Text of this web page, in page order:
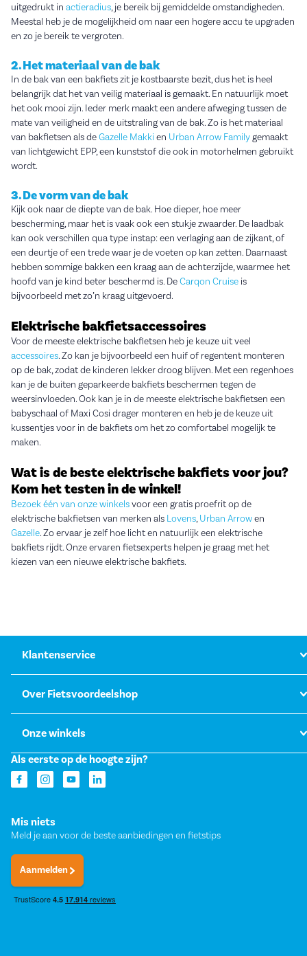
uitgedrukt in actieradius, je bereik bij gemiddelde omstandigheden.
Meestal heb je de mogelijkheid om naar een hogere accu te upgraden
en zo je bereik te vergroten.
2. Het materiaal van de bak
In de bak van een bakfiets zit je kostbaarste bezit, dus het is heel
belangrijk dat het van veilig materiaal is gemaakt. En natuurlijk moet
het ook mooi zijn. Ieder merk maakt een andere afweging tussen de
mate van veiligheid en de uitstraling van de bak. Zo is het materiaal
van bakfietsen als deGazelle Makkien Urban Arrow Familygemaakt
van lichtgewicht EPP, een kunststof die ook in motorhelmen gebruikt
wordt.
3. De vorm van de bak
Kijk ook naar de diepte van de bak. Hoe dieper, hoe meer
bescherming, maar het is vaak ook een stukje zwaarder. De laadbak
kan ook verschillen qua type instap: een verlaging aan de zijkant, of
een deurtje of een trede waar je de voeten op kan zetten. Daarnaast
hebben sommige bakken een kraag aan de achterzijde, waarmee het
hoofd van je kind beter beschermd is. DeCarqon Cruise is
bijvoorbeeld met zo’n kraag uitgevoerd.
Elektrische bakfietsaccessoires
Voor de meeste elektrische bakfietsen heb je keuze uit veel
accessoires. Zo kan je bijvoorbeeld een huif of regentent monteren
op de bak, zodat de kinderen lekker droog blijven. Met een regenhoes
kan je de buiten geparkeerde bakfiets beschermen tegen de
weersinvloeden. Ook kan je in de meeste elektrische bakfietsen een
babyschaal of Maxi Cosi drager monteren en heb je de keuze uit
kussentjes voor in de bakfiets om het zo comfortabel mogelijk te
maken.
Wat is de beste elektrische bakfiets voor jou?
Kom het testen in de winkel!
Bezoek één van onze winkelsvoor een gratis proefrit op de
elektrische bakfietsen van merken als Lovens,Urban Arrowen
Gazelle. Zo ervaar je zelf hoe licht en natuurlijk een elektrische
bakfiets rijdt. Onze ervaren fietsexperts helpen je graag met het
kiezen van een nieuwe elektrische bakfiets.
Klantenservice
Over Fietsvoordeelshop
Onze winkels
Als eerste op de hoogte zijn?
Mis niets
Meld je aan voor de beste aanbiedingen en fietstips
Aanmelden